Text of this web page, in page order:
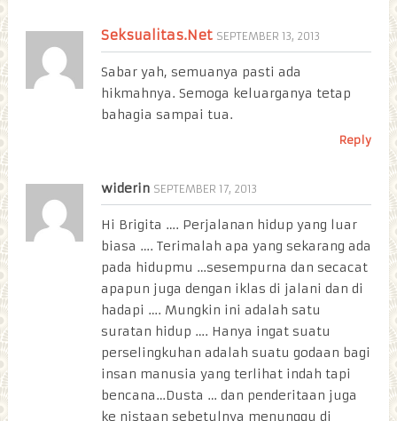
Seksualitas.Net SEPTEMBER 13, 2013
Sabar yah, semuanya pasti ada
hikmahnya. Semoga keluarganya tetap
bahagia sampai tua.
Reply
widerin SEPTEMBER 17, 2013
Hi Brigita …. Perjalanan hidup yang luar
biasa …. Terimalah apa yang sekarang ada
pada hidupmu …sesempurna dan secacat
apapun juga dengan iklas di jalani dan di
hadapi …. Mungkin ini adalah satu
suratan hidup …. Hanya ingat suatu
perselingkuhan adalah suatu godaan bagi
insan manusia yang terlihat indah tapi
bencana…Dusta … dan penderitaan juga
ke nistaan sebetulnya menunggu di